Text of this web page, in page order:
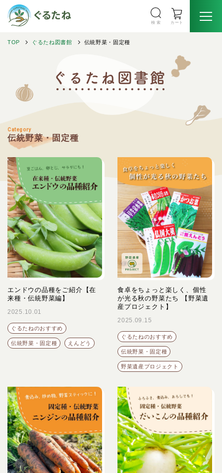
検 索 カート
TOP ぐるたね図書館 伝統野菜・固定種
Category
伝統野菜・固定種
エンドウの品種をご紹介【在
来種・伝統野菜編】
2025.10.01
ぐるたねのおすすめ
伝統野菜・固定種 えんどう
食卓をちょっと楽しく、個性
が光る秋の野菜たち 【野菜遺
産プロジェクト】
2025.09.15
ぐるたねのおすすめ
伝統野菜・固定種
野菜遺産プロジェクト